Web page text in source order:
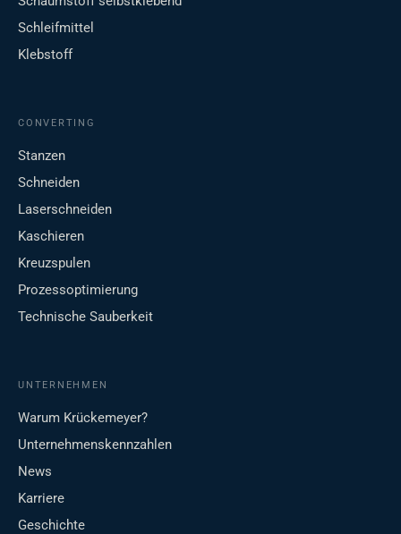
Schleifmittel
Klebstoff
CONVERTING
Stanzen
Schneiden
Laserschneiden
Kaschieren
Kreuzspulen
Prozessoptimierung
Technische Sauberkeit
UNTERNEHMEN
Warum Krückemeyer?
Unternehmenskennzahlen
News
Karriere
Geschichte